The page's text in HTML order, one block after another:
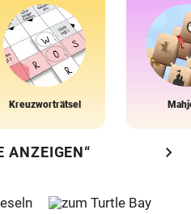
Kreuzworträtsel
ANZEIGEN“ chevron_right